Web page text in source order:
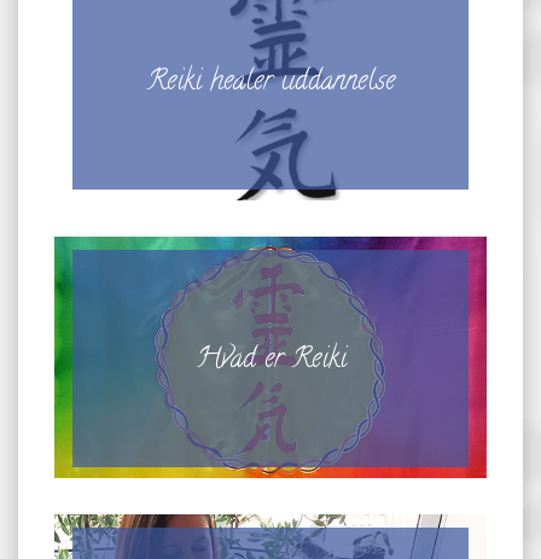
Reiki healer uddannelse
Hvad er Reiki